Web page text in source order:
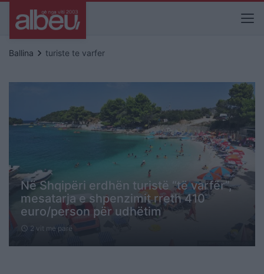
Ballina keyboard_arrow_right turiste te varfer
Në Shqipëri erdhën turistë “të varfër”,
mesatarja e shpenzimit rreth 410
euro/person për udhëtim
schedule 2 vit me parë